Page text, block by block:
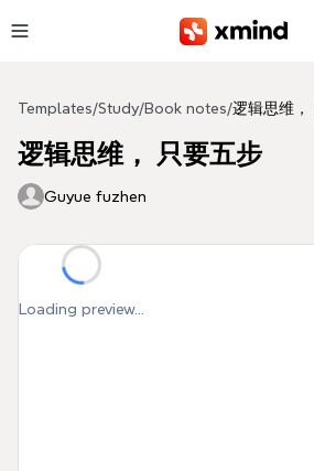
Templates/Study/Book notes/逻辑思维，
逻辑思维， 只要五步
Guyue fuzhen
Loading preview...